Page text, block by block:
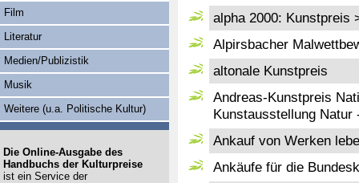
alpha 2000: Kunstpreis
Alpirsbacher
altonale Kunstpreis
Andreas-Kunstpreis
Kunstausstellung
Ankauf von Werken
Ankäufe für die
Film
Literatur
Medien/Publizistik
Musik
Weitere (u.a. Politische Kultur)
Die Online-Ausgabe des
Handbuchs der Kulturpreise
ist ein Service der